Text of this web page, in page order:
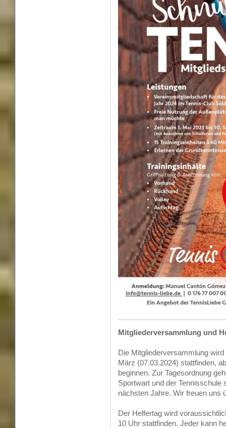
Mitgliederversammlung und
Die Mitgliederversammlung
März (07.03.2024) stattfinden,
beginnen. Zur Tagesordnung
Sportwart und der Tennisschule
nächsten Jahre. Wir freuen uns
Der Helfertag wird
10 Uhr stattfinden. Jeder kann